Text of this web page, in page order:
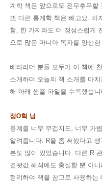
계학 책은 앞으로도 전무후무할
또 다른 통계학 책은 빼고요
하
함 한 가지라도 더 정성스럽게
으로 많은 마니아 독자를 양산
베타리더 분들 모두가 이 책에
소개하며 오늘의 책 소개를 마
해 아래 샘플 파일을 수록했습니
정O혁 님
통계를 너무 무겁지도
너무 가
알려줍니다 . R을 좀 써봤다고 생
분도 많이 있었습니다 다른 R
결괏값 해석에도 충실할 뿐 아니
정리하여 책을 참고로 사용하는